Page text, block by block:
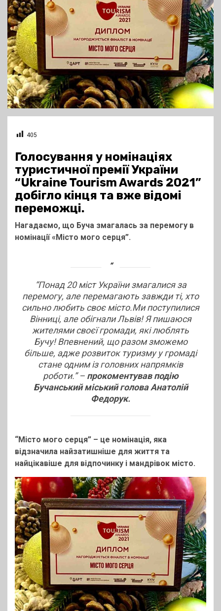
405
Голосування у номінаціях
туристичної премії України
“Ukraine Tourism Awards 2021”
добігло кінця та вже відомі
переможці.
Нагадаємо, що Буча змагалась за перемогу в
номінації «Місто мого серця”.
“Понад 20 міст України змагалися за
перемогу, але перемагають завжди ті, хто
сильно любить своє місто.Ми поступилися
Вінниці, але обігнали Львів! Я пишаюся
жителями своєї громади, які люблять
Бучу! Впевнений, що разом зможемо
більше, адже розвиток туризму у громаді
стане одним із головних напрямків
роботи.”– прокоментував подію
Бучанський міський голова Анатолій
Федорук.
“Місто мого серця” – це номінація, яка
відзначила найзатишніше для життя та
найцікавіше для відпочинку і мандрівок місто.